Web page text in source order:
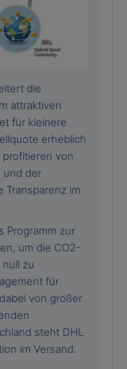
die
attraktiven
für kleinere
erheblich
von
und der
Transparenz im
Programm zur
um die CO2-
zu
für
von großer
steht DHL
im Versand.